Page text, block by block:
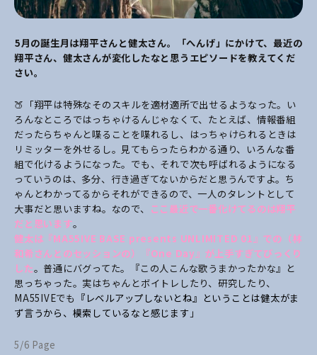
――5月の誕生月は翔平さんと健太さん。「へんげ」にかけて、最近の
翔平さん、健太さんが変化したなと思うエピソードを教えてくだ
さい。
🍑「翔平は特殊なそのスキルを適材適所で出せるようなった。い
ろんなところではっちゃけるんじゃなくて、たとえば、情報番組
だったらちゃんと喋ることを喋れるし、はっちゃけられるときは
リミッターを外せるし。見てもらったらわかる通り、いろんな番
組で化けるようになった。 でも、それで次も呼ばれるようになる
っていうのは、多分、行き過ぎてないからだと思うんですよ。ち
ゃんとわかってるからそれができるので、一人のタレントとして
大事だと思いますね。なので、 ここ最近で一番化けてるのは翔平
だと思います。
健太は『MA55IVE BASE presents UNLIMITED 01』での（林
和希さんとのセッションの）『One Day』が上手すぎてびっくり
した。普通にバグってた。『この人こんな歌うまかったかな』と
思っちゃった。実はちゃんとボイトレしたり、研究したり、
MA55IVEでも 『レベルアップしないとね』ということは健太がま
ず言うから、模索しているなと感じます 」
5/6 Page